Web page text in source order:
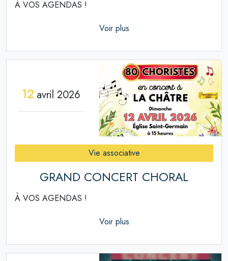
À VOS AGENDAS !
Voir plus
12 avril 2026
Vie associative
GRAND CONCERT CHORAL
À VOS AGENDAS !
Voir plus